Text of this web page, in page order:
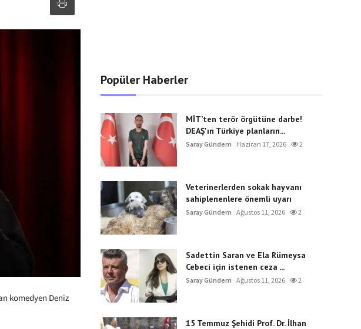
komedyen Deniz
Popüler Haberler
MİT’ten terör örgütüne darbe!
DEAŞ'ın Türkiye planların...
Saray Gündem Haziran 17, 2026 2
Veterinerlerden sokak hayvanı
sahiplenenlere önemli uyarı
Saray Gündem Ağustos 11, 2026 2
Sadettin Saran ve Ela Rümeysa
Cebeci için istenen ceza ...
Saray Gündem Ağustos 11, 2026 2
15 Temmuz Şehidi Prof. Dr. İlhan